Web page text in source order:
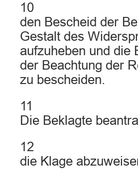
10
den Bescheid der
Gestalt des
aufzuheben und die
der Beachtung der
zu bescheiden.
11
Die Beklagte
12
die Klage